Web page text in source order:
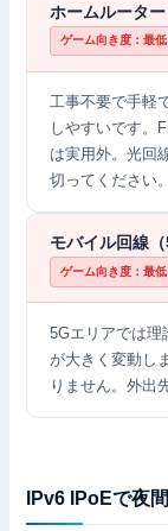
ホームルーター
ゲーム向き度：最低
工事不要で手軽
しやすいです。
は実用外。光回
切ってください。
モバイル回線（
ゲーム向き度：最低
5Gエリアでは理
が大きく変動し
りません。外出
IPv6 IPoEで夜